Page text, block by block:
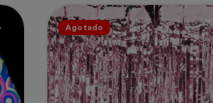
Agotado